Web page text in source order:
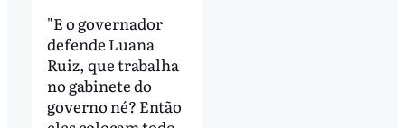
"E o governador
defende Luana
Ruiz, que trabalha
no gabinete do
governo né? Então